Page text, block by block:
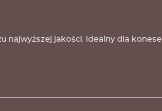
najwyższej jakości. Idealny dla